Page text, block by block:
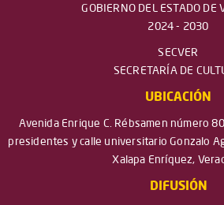
GOBIERNO DEL ESTADO DE
2024 - 2030
SECVER
SECRETARÍA DE
UBICACIÓN
Avenida Enrique C. Rébsamen número
presidentes y calle universitario Gonzalo
Xalapa Enríquez,
DIFUSIÓN